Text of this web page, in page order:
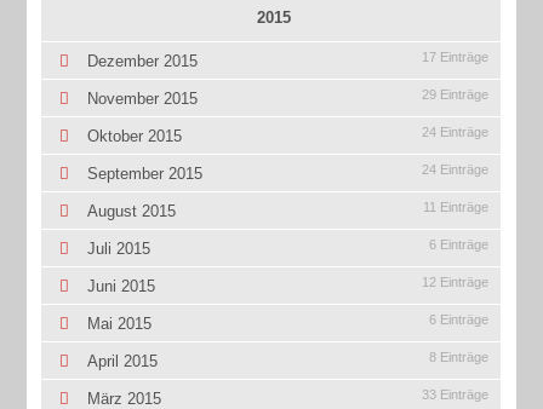
2015
Dezember 2015 17 Einträge
November 2015 29 Einträge
Oktober 2015 24 Einträge
September 2015 24 Einträge
August 2015 11 Einträge
Juli 2015 6 Einträge
Juni 2015 12 Einträge
Mai 2015 6 Einträge
April 2015 8 Einträge
März 2015 33 Einträge